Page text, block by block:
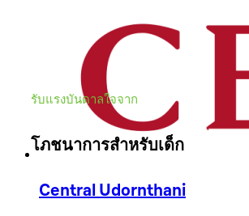
Central Udornthani
PureEase Collection
รับแรงบันดาลใจจาก
โภชนาการสำหรับเด็ก
โภชนาการสำหรับเด็ก